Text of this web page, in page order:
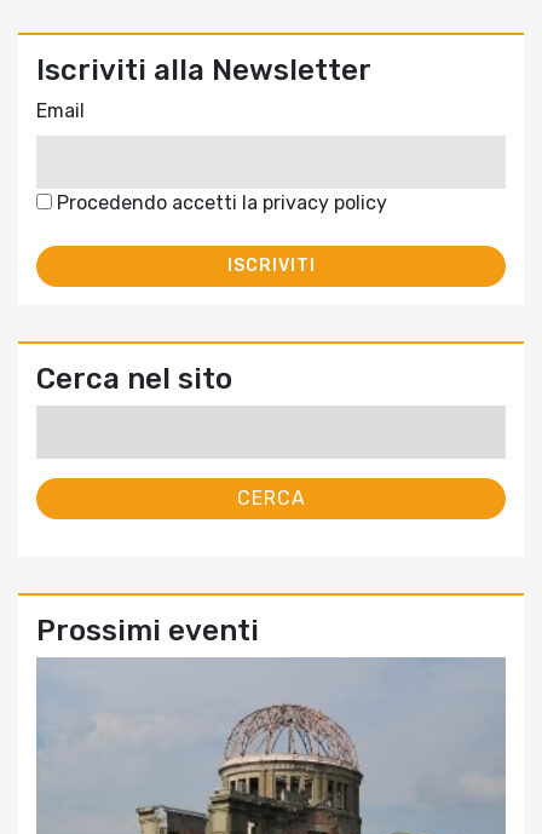
Iscriviti alla Newsletter
Email
Procedendo accetti la privacy policy
Cerca nel sito
Prossimi eventi